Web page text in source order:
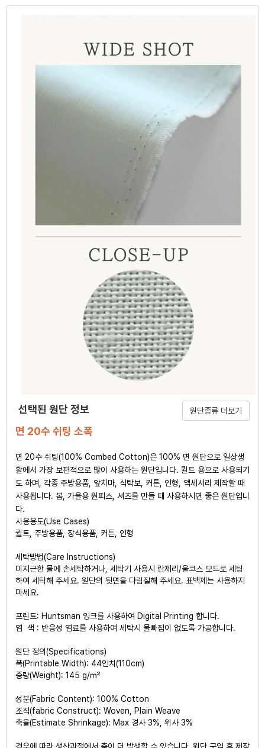
선택된 원단 정보 원단종류 더보기
면 20수 쉬팅 소폭
면 20수 쉬팅(100% Combed Cotton)은 100% 면 원단으로 일상생
활에서 가장 보편적으로 많이 사용하는 원단입니다. 퀼트 용으로 사용되기
도 하며, 각종 주방용품, 앞치마, 식탁보, 커튼, 인형, 액세서리 제작할 때
사용됩니다. 봄, 가을용 원피스, 셔츠를 만들 때 사용하시면 좋은 원단입니
다.
사용용도(Use Cases)
퀼트, 주방용품, 장식용품, 커튼, 인형
세탁방법(Care Instructions)
미지근한 물에 손세탁하거나, 세탁기 사용시 란제리/울코스 모드로 세팅
하여 세탁해 주세요. 원단의 뒷면을 다림질해 주세요. 표백제는 사용하지
마세요.
프린트: Huntsman 잉크를 사용하여 Digital Printing 합니다.
염 색 : 반응성 염료를 사용하여 세탁시 물빠짐이 없도록 가공합니다.
원단 정의(Specifications)
폭(Printable Width): 44인치(110cm)
중량(Weight): 145 g/㎡
성분(Fabric Content): 100% Cotton
조직(fabric Construct): Woven, Plain Weave
축율(Estimate Shrinkage): Max 경사 3%, 위사 3%
경우에 따라 생산과정에서 축이 더 발생할 수 있습니다. 원단 구입 후 제작